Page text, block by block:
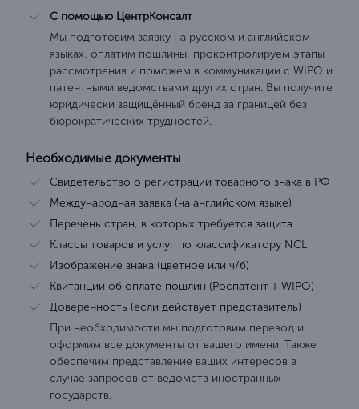
С помощью ЦентрКонсалт
Мы подготовим заявку на русском и английском
языках, оплатим пошлины, проконтролируем этапы
рассмотрения и поможем в коммуникации с WIPO и
патентными ведомствами других стран. Вы получите
юридически защищённый бренд за границей без
бюрократических трудностей.
Необходимые документы
Свидетельство о регистрации товарного знака в РФ
Международная заявка (на английском языке)
Перечень стран, в которых требуется защита
Классы товаров и услуг по классификатору NCL
Изображение знака (цветное или ч/б)
Квитанции об оплате пошлин (Роспатент + WIPO)
Доверенность (если действует представитель)
При необходимости мы подготовим перевод и
оформим все документы от вашего имени. Также
обеспечим представление ваших интересов в
случае запросов от ведомств иностранных
государств.